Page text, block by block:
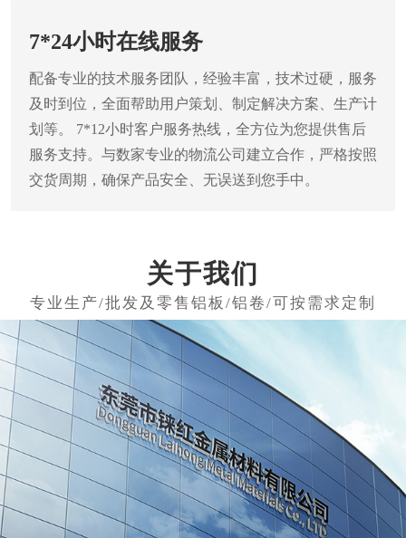
7*24小时在线服务
配备专业的技术服务团队，经验丰富，技术过硬，服务
及时到位，全面帮助用户策划、制定解决方案、生产计
划等。
7*12小时客户服务热线，全方位为您提供售后
服务支持。与数家专业的物流公司建立合作，严格按照
交货周期，确保产品安全、无误送到您手中。
关于我们